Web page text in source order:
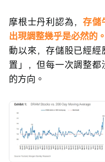
摩根士丹利認為，存儲
出現調整幾乎是必然的。
動以來，存儲股已經
置」，但每一次調整
的方向。